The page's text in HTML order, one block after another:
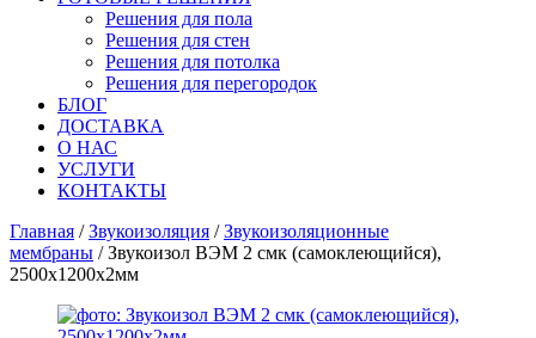
Решения для пола
Решения для стен
Решения для потолка
Решения для перегородок
БЛОГ
ДОСТАВКА
О НАС
УСЛУГИ
КОНТАКТЫ
Главная /Звукоизоляция /Звукоизоляционные
мембраны / Звукоизол ВЭМ 2 смк (самоклеющийся),
2500х1200х2мм